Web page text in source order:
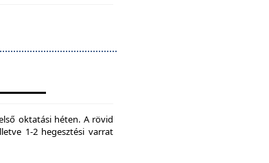
oktatási héten. A rövid
1-2 hegesztési varrat